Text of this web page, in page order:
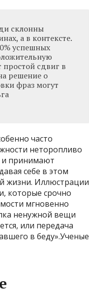
склонны
а в контексте.
успешных
сдвиг в
решение о
фраз могут
часто
неторопливо
и принимают
себе в этом
жизни. Иллюстрации
которые срочно
мгновенно
ненужной вещи
или передача
в беду».Ученые